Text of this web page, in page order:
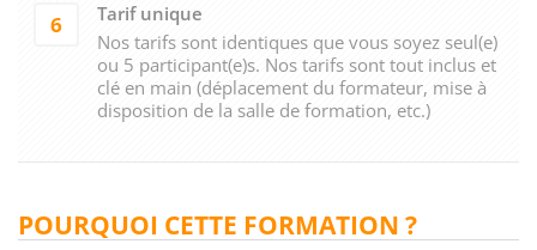
6
Tarif unique
Nos tarifs sont identiques que vous soyez seul(e)
ou 5 participant(e)s. Nos tarifs sont tout inclus et
clé en main (déplacement du formateur, mise à
disposition de la salle de formation, etc.)
POURQUOI CETTE FORMATION ?